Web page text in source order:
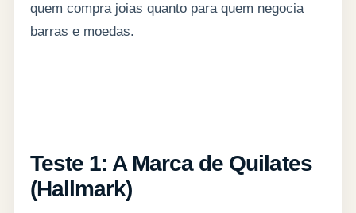
quem compra joias quanto para quem negocia
barras e moedas.
Teste 1: A Marca de Quilates
(Hallmark)